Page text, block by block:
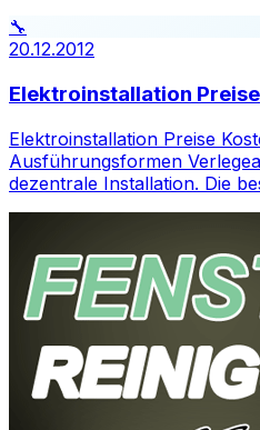
🔧
20.12.2012
Elektroinstallation Preise
Elektroinstallation Preise
Ausführungsformen
dezentrale Installation. Die